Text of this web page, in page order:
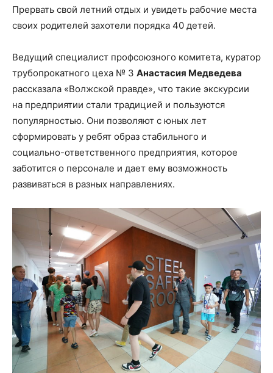
Прервать свой летний отдых и увидеть рабочие места
своих родителей захотели порядка 40 детей.
Ведущий специалист профсоюзного комитета, куратор
трубопрокатного цеха № 3 Анастасия Медведева
рассказала «Волжской правде», что такие экскурсии
на предприятии стали традицией и пользуются
популярностью. Они позволяют с юных лет
сформировать у ребят образ стабильного и
социально-ответственного предприятия, которое
заботится о персонале и дает ему возможность
развиваться в разных направлениях.